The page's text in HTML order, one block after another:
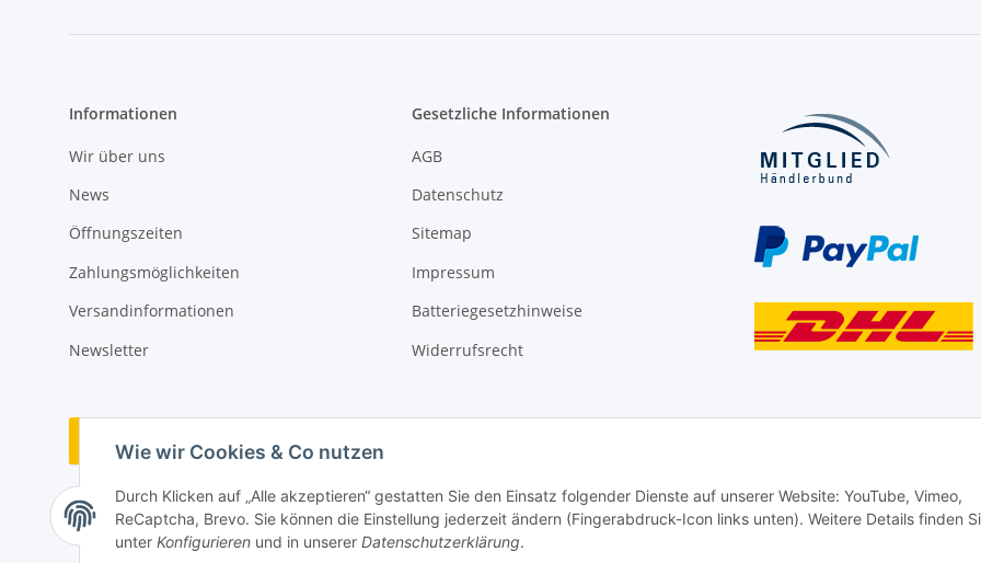
Wie wir Cookies & Co nutzen
Durch Klicken auf „Alle akzeptieren“ gestatten Sie den Einsatz folgender Dienste auf unserer Website: YouTube, Vimeo,
ReCaptcha, Brevo. Sie können die Einstellung jederzeit ändern (Fingerabdruck-Icon links unten). Weitere Details finden
unter Konfigurieren und in unserer Datenschutzerklärung.
Informationen
Wir über uns
News
Öffnungszeiten
Zahlungsmöglichkeiten
Versandinformationen
Newsletter
Gesetzliche Informationen
AGB
Datenschutz
Sitemap
Impressum
Batteriegesetzhinweise
Widerrufsrecht
Vertrag widerrufen